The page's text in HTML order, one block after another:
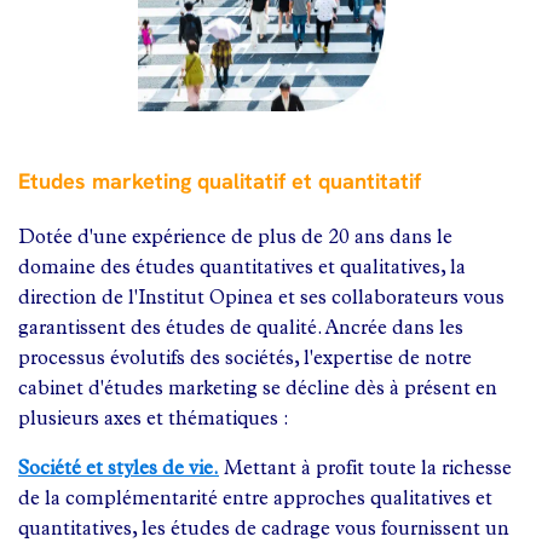
Etudes marketing qualitatif et quantitatif
Dotée d'une expérience de plus de 20 ans dans le
domaine des études quantitatives et qualitatives, la
direction de l'Institut Opinea et ses collaborateurs vous
garantissent des études de qualité. Ancrée dans les
processus évolutifs des sociétés, l'expertise de notre
cabinet d'études marketing se décline dès à présent en
plusieurs axes et thématiques :
Société et styles de vie. Mettant à profit toute la richesse
de la complémentarité entre approches qualitatives et
quantitatives, les études de cadrage vous fournissent un